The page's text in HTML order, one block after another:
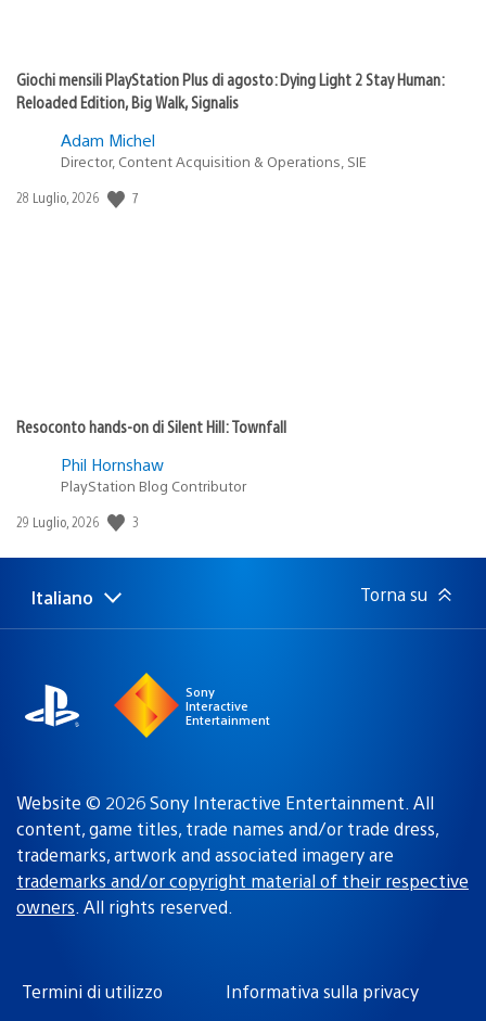
Giochi mensili PlayStation Plus di agosto: Dying Light 2 Stay Human:
Reloaded Edition, Big Walk, Signalis
Adam Michel
Director, Content Acquisition & Operations, SIE
Data
28 Luglio, 2026 7
Resoconto hands-on di Silent Hill: Townfall
Phil Hornshaw
PlayStation Blog Contributor
Data
pubblicazione:
29 Luglio, 2026 3
Seleziona
Regione
Italiano Torna su
Sony
Interactive
Entertainment
Website © 2026 Sony Interactive Entertainment. All
content, game titles, trade names and/or trade dress,
trademarks, artwork and associated imagery are
trademarks and/or copyright material of their respective
owners. All rights reserved.
Termini di utilizzo
Informativa sulla privacy